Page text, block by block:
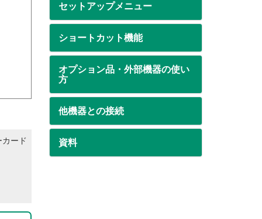
ード
セットアップメニュー
ショートカット機能
オプション品・外部機器の使い
方
他機器との接続
資料